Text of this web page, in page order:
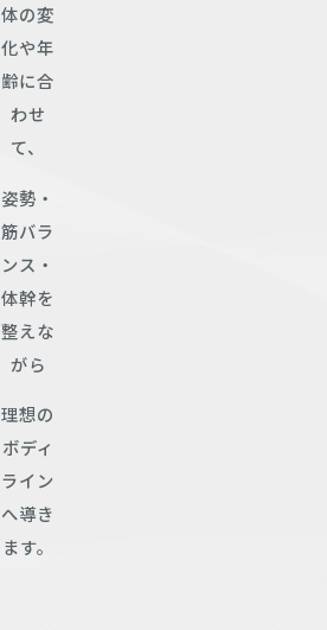
体の変
化や年
齢に合
わせ
て、
姿勢・
筋バラ
ンス・
体幹を
整えな
がら
理想の
ボディ
ライン
へ導き
ます。